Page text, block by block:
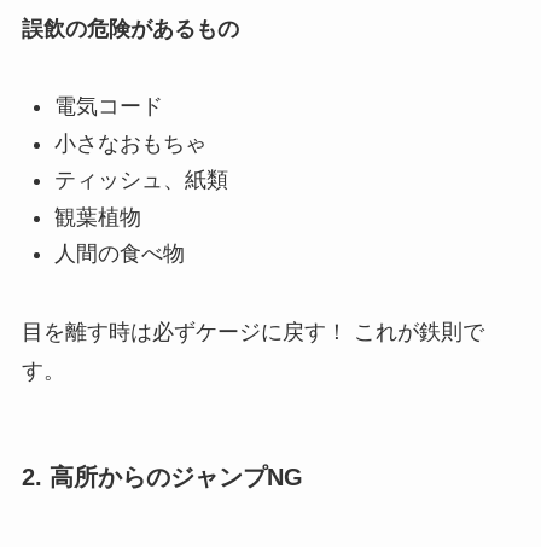
誤飲の危険があるもの
電気コード
小さなおもちゃ
ティッシュ、紙類
観葉植物
人間の食べ物
目を離す時は必ずケージに戻す！ これが鉄則で
す。
2. 高所からのジャンプNG